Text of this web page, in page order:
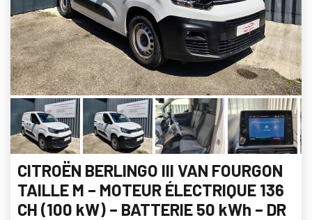
CITROËN BERLINGO III VAN FOURGON
TAILLE M – MOTEUR ÉLECTRIQUE 136
CH (100 kW) – BATTERIE 50 kWh – DR